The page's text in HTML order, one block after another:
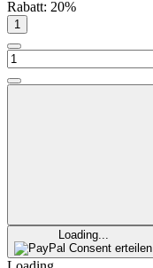
Rabatt: 20%
Loading...
Consent erteilen